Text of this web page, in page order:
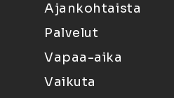
Ajankohtaista
Palvelut
Vapaa-aika
Vaikuta